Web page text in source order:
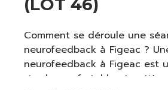
Comment se déroule une
neurofeedback à Figeac ? Une séance de
neurofeedback à Figeac est
simple, confortable et